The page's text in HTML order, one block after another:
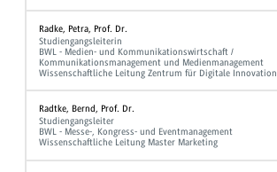
Radke, Petra, Prof. Dr.
Studiengangsleiterin
BWL - Medien- und Kommunikationswirtschaft /
Kommunikationsmanagement und Medienmanagement
Wissenschaftliche Leitung Zentrum für Digitale
Radtke, Bernd, Prof. Dr.
Studiengangsleiter
BWL - Messe-, Kongress- und Eventmanagement
Wissenschaftliche Leitung Master Marketing